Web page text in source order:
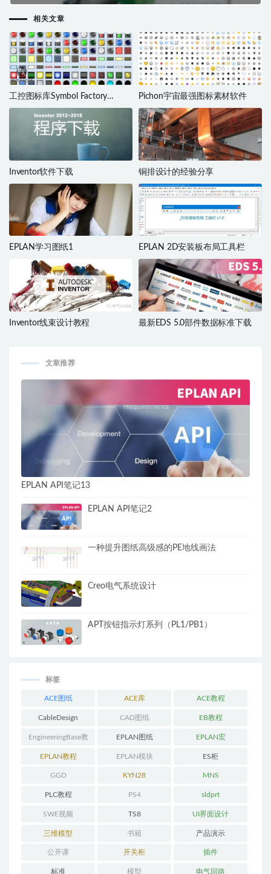
相关文章
工控图标库Symbol Factory
Universal
Pichon宇宙最强图标素材软件
Inventor软件下载 铜排设计的经验分享
EPLAN学习图纸1 EPLAN 2D安装板布局工具栏
Inventor线束设计教程 最新EDS 5.0部件数据标准下载
文章推荐
EPLAN API笔记13
EPLAN API笔记2
一种提升图纸高级感的PE地线画法
Creo电气系统设计
APT按钮指示灯系列（PL1/PB1）
标签
ACE图纸 ACE库 ACE教程
CableDesign CAD图纸 EB教程
EngineeringBase教
程
EPLAN图纸 EPLAN宏
EPLAN教程 EPLAN模块 ES柜
GGD KYN28 MNS
PLC教程 PS4 sldprt
SWE视频 TS8 UI界面设计
三维模型 书籍 产品演示
公开课 开关柜 插件
标准 模型 电气回路